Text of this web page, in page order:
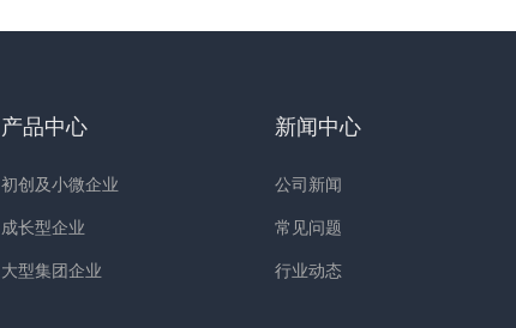
产品中心
初创及小微企业
成长型企业
大型集团企业
新闻中心
公司新闻
常见问题
行业动态